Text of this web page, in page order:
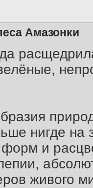
Амазонки
нигде
и
живого